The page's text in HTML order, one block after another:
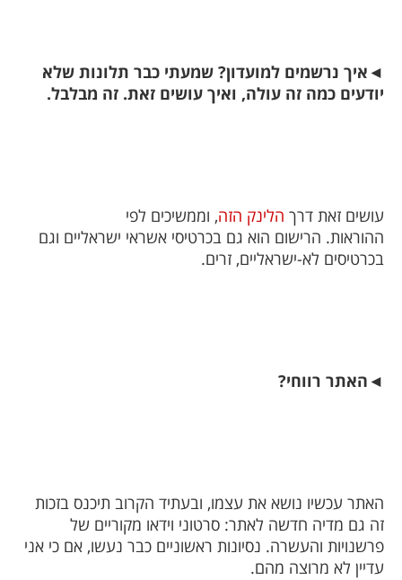
◄ איך נרשמים למועדון? שמעתי כבר תלונות שלא
יודעים כמה זה עולה, ואיך עושים זאת. זה מבלבל.
עושים זאת דרך הלינק הזה, וממשיכים לפי
ההוראות. הרישום הוא גם בכרטיסי אשראי ישראליים וגם
בכרטיסים לא-ישראליים, זרים.
◄ האתר רווחי?
האתר עכשיו נושא את עצמו, ובעתיד הקרוב תיכנס בזכות
זה גם מדיה חדשה לאתר: סרטוני וידאו מקוריים של
פרשנויות והעשרה. נסיונות ראשוניים כבר נעשו, אם כי אני
עדיין לא מרוצה מהם.